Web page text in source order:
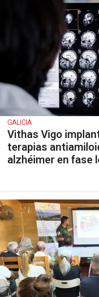
GALICIA
Vithas Vigo
terapias
alzhéimer en fase